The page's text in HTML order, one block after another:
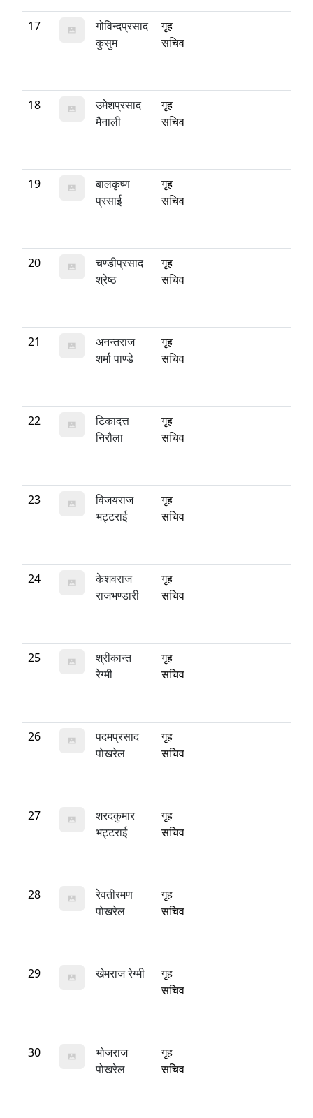
17
गोविन्दप्रसाद
कुसुम
गृह
सचिव
18
उमेशप्रसाद
मैनाली
गृह
सचिव
19
बालकृष्ण
प्रसाई
गृह
सचिव
20
चण्डीप्रसाद
श्रेष्ठ
गृह
सचिव
21
अनन्तराज
शर्मा पाण्डे
गृह
सचिव
22
टिकादत्त
निरौला
गृह
सचिव
23
विजयराज
भट्टराई
गृह
सचिव
24
केशवराज
राजभण्डारी
गृह
सचिव
25
श्रीकान्त
रेग्मी
गृह
सचिव
26
पदमप्रसाद
पोखरेल
गृह
सचिव
27
शरदकुमार
भट्टराई
गृह
सचिव
28
रेवतीरमण
पोखरेल
गृह
सचिव
29 खेमराज रेग्मी
गृह
सचिव
30
भोजराज
पोखरेल
गृह
सचिव